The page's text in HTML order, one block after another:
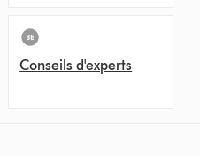
Conseils d'experts